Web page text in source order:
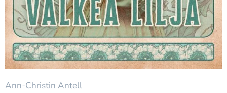
Ann-Christin Antell